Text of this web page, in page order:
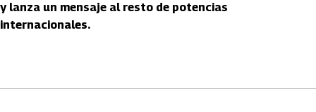
y lanza un mensaje al resto de potencias
internacionales.